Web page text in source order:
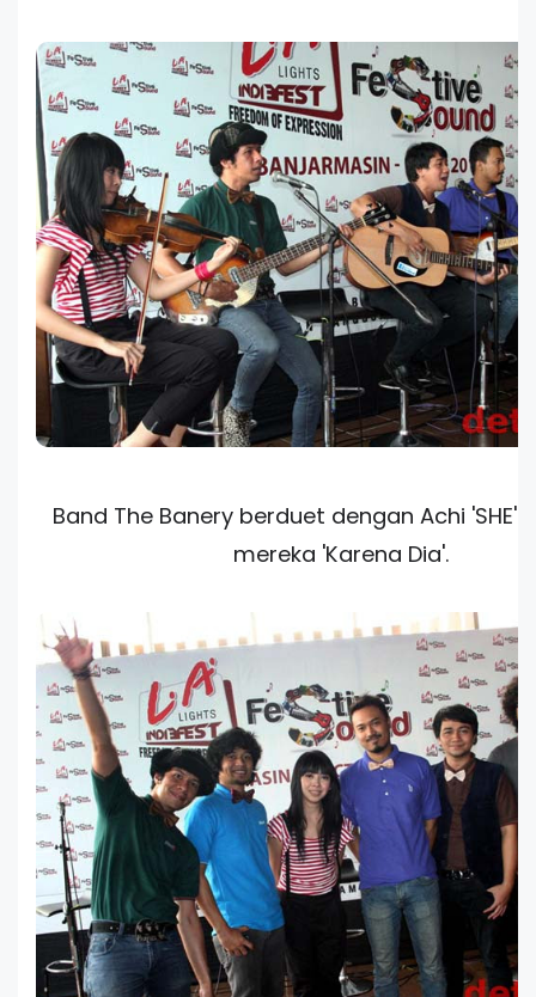
Band The Banery berduet dengan Achi 'SHE'
mereka 'Karena Dia'.